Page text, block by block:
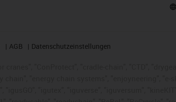
AGB Datenschutzeinstellungen